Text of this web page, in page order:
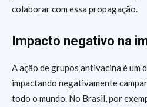
colaborar com essa propagação.
Impacto negativo na
A ação de grupos antivacina é um
impactando negativamente
todo o mundo. No Brasil, por